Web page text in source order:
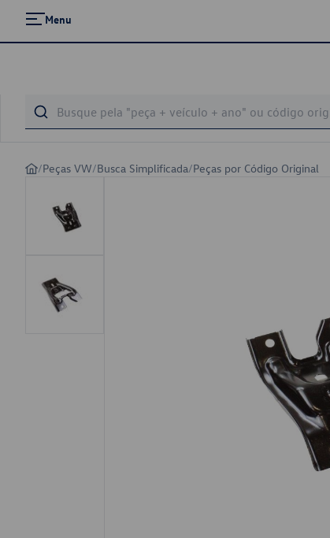
Menu
/Peças VW/Busca Simplificada/Peças por Código Original